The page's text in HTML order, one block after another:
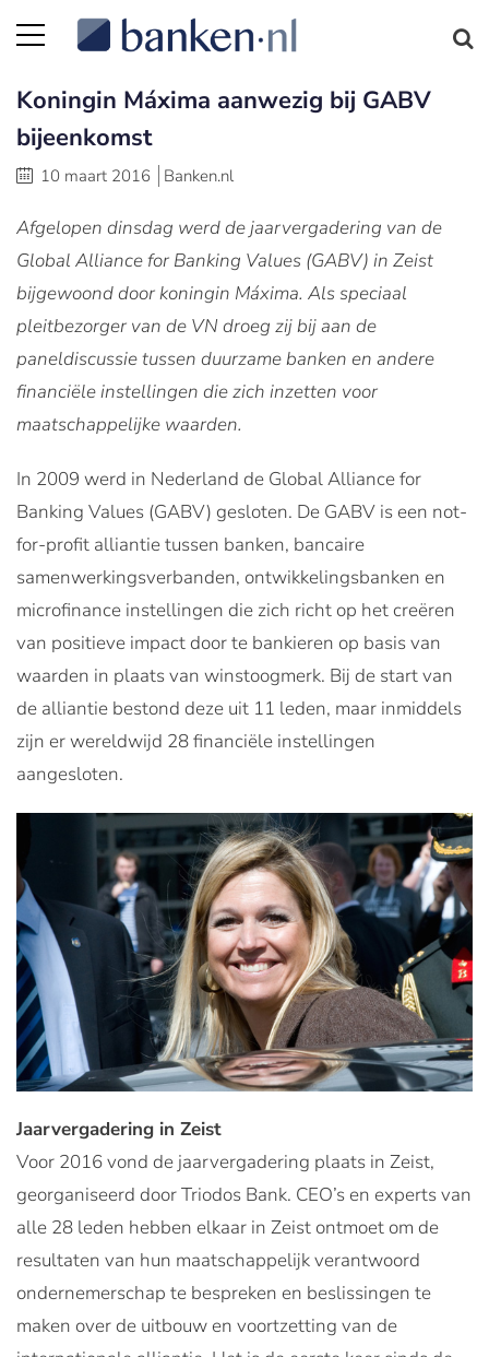
Koningin Máxima aanwezig bij GABV
bijeenkomst
10 maart 2016 Banken.nl
Afgelopen dinsdag werd de jaarvergadering van de
Global Alliance for Banking Values (GABV) in Zeist
bijgewoond door koningin Máxima. Als speciaal
pleitbezorger van de VN droeg zij bij aan de
paneldiscussie tussen duurzame banken en andere
financiële instellingen die zich inzetten voor
maatschappelijke waarden.
In 2009 werd in Nederland de Global Alliance for
Banking Values (GABV) gesloten. De GABV is een not-
for-profit alliantie tussen banken, bancaire
samenwerkingsverbanden, ontwikkelingsbanken en
microfinance instellingen die zich richt op het creëren
van positieve impact door te bankieren op basis van
waarden in plaats van winstoogmerk. Bij de start van
de alliantie bestond deze uit 11 leden, maar inmiddels
zijn er wereldwijd 28 financiële instellingen
aangesloten.
Jaarvergadering in Zeist
Voor 2016 vond de jaarvergadering plaats in Zeist,
georganiseerd door Triodos Bank. CEO’s en experts van
alle 28 leden hebben elkaar in Zeist ontmoet om de
resultaten van hun maatschappelijk verantwoord
ondernemerschap te bespreken en beslissingen te
maken over de uitbouw en voortzetting van de